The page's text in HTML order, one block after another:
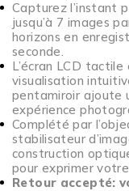
Capturez l’instant
jusqu’à 7 images
horizons en
seconde.
L’écran LCD
visualisation
pentamiroir ajoute
expérience
Complété par
stabilisateur
construction
pour exprimer
Retour accepté: